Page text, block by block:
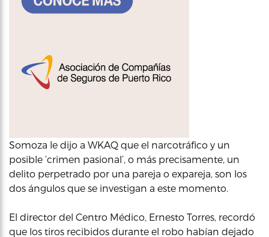
Somoza le dijo a WKAQ que el narcotráfico y un
posible ‘crimen pasional’, o más precisamente, un
delito perpetrado por una pareja o expareja, son los
dos ángulos que se investigan a este momento.
El director del Centro Médico, Ernesto Torres, recordó
que los tiros recibidos durante el robo habían dejado